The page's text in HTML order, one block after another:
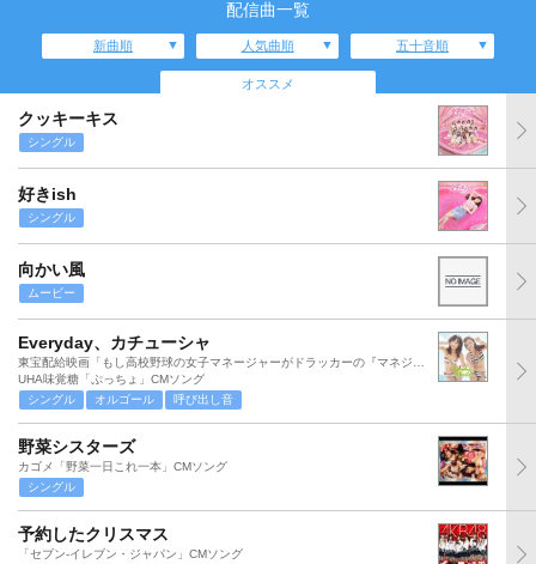
配信曲一覧
新曲順 人気曲順 五十音順
オススメ
クッキーキス
シングル
好きish
シングル
向かい風
ムービー
Everyday、カチューシャ
東宝配給映画「もし高校野球の女子マネージャーがドラッカーの『マネジメント』を読んだら」主題歌
UHA味覚糖「ぷっちょ」CMソング
シングル
オルゴール 呼び出し音
野菜シスターズ
カゴメ「野菜一日これ一本」CMソング
シングル
予約したクリスマス
「セブン-イレブン・ジャパン」CMソング